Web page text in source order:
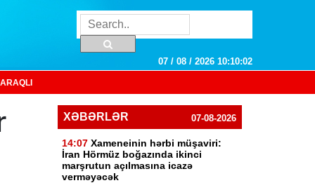
07 / 08 / 2026 10:10:03
XƏBƏRLƏR 07-08-2026
14:07 Xameneinin hərbi müşaviri:
İran Hörmüz boğazında ikinci
marşrutun açılmasına icazə
verməyəcək